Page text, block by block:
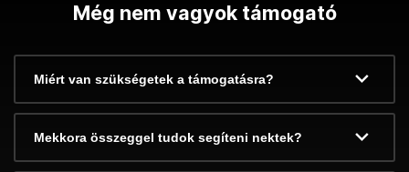
Még nem vagyok támogató
Miért van szükségetek a támogatásra?
Mekkora összeggel tudok segíteni nektek?